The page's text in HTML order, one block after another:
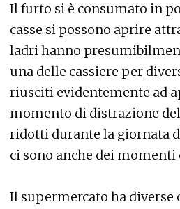
Il furto si è consumato in
casse si possono aprire
ladri hanno
una delle cassiere per
riusciti evidentemente ad
momento di distrazione
ridotti durante la giornata
ci sono anche dei momenti
Il supermercato ha diverse